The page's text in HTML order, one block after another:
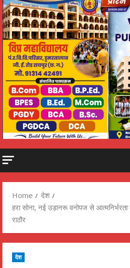
Home
देश
हरा सोना, नई उड़ानरू वनोपज से
राठौर
देश